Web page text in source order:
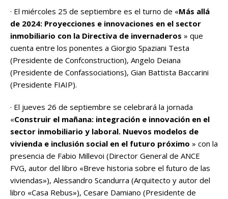
· El miércoles 25 de septiembre es el turno de «Más allá
de 2024: Proyecciones e innovaciones en el sector
inmobiliario con la Directiva de invernaderos » que
cuenta entre los ponentes a Giorgio Spaziani Testa
(Presidente de Confconstruction), Angelo Deiana
(Presidente de Confassociations), Gian Battista Baccarini
(Presidente FIAIP).
· El jueves 26 de septiembre se celebrará la jornada
«Construir el mañana: integración e innovación en el
sector inmobiliario y laboral. Nuevos modelos de
vivienda e inclusión social en el futuro próximo » con la
presencia de Fabio Millevoi (Director General de ANCE
FVG, autor del libro «Breve historia sobre el futuro de las
viviendas»), Alessandro Scandurra (Arquitecto y autor del
libro «Casa Rebus»), Cesare Damiano (Presidente de